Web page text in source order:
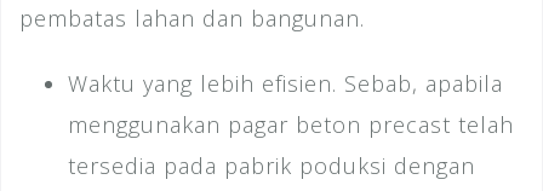
pembatas lahan dan bangunan.
Waktu yang lebih efisien. Sebab, apabila
menggunakan pagar beton precast telah
tersedia pada pabrik poduksi dengan